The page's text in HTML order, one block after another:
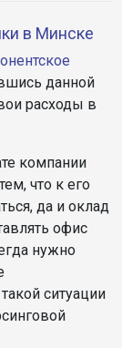
в Минске
данной
расходы в
компании
что к его
да и оклад
офис
нужно
ситуации